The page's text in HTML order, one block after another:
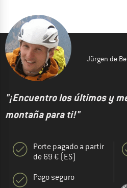
Jürgen de
"¡Encuentro los últimos y
montaña para ti!"
Porte pagado a partir
de 69 € (ES)
Pago seguro